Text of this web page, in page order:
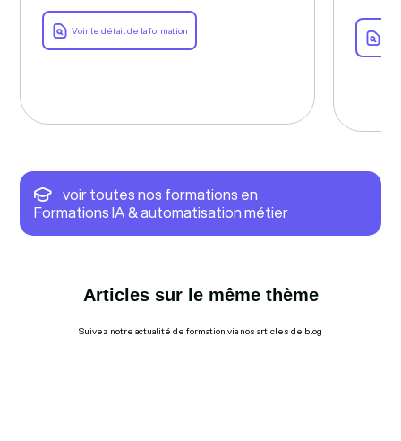
Voir le détail de la formation
voir toutes nos formations en
Formations IA & automatisation métier
Articles sur le même thème
Suivez notre actualité de formation via nos articles de blog